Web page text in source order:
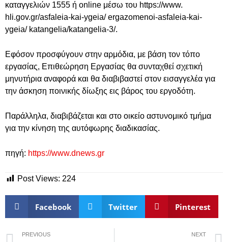
καταγγελιών 1555 ή online μέσω του https://www.
hli.gov.gr/asfaleia-kai-ygeia/ ergazomenoi-asfaleia-kai-
ygeia/ katangelia/katangelia-3/.
Εφόσον προσφύγουν στην αρμόδια, με βάση τον τόπο
εργασίας, Επιθεώρηση Εργασίας θα συνταχθεί σχετική
μηνυτήρια αναφορά και θα διαβιβαστεί στον εισαγγελέα για
την άσκηση ποινικής δίωξης εις βάρος του εργοδότη.
Παράλληλα, διαβιβάζεται και στο οικείο αστυνομικό τμήμα
για την κίνηση της αυτόφωρης διαδικασίας.
πηγή: https://www.dnews.gr
Post Views: 224
Facebook Twitter Pinterest
PREVIOUS NEXT